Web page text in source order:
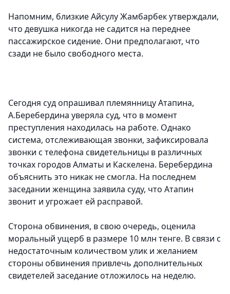
Напомним, близкие Айсулу Жамбарбек утверждали,
что девушка никогда не садится на переднее
пассажирское сидение. Они предполагают, что
сзади не было свободного места.
Сегодня суд опрашивал племянницу Атапина,
А.Беребердина уверяла суд, что в момент
преступления находилась на работе. Однако
система, отслеживающая звонки, зафиксировала
звонки с телефона свидетельницы в различных
точках городов Алматы и Каскелена. Беребердина
объяснить это никак не смогла. На последнем
заседании женщина заявила суду, что Атапин
звонит и угрожает ей расправой.
Сторона обвинения, в свою очередь, оценила
моральный ущерб в размере 10 млн тенге. В связи с
недостаточным количеством улик и желанием
стороны обвинения привлечь дополнительных
свидетелей заседание отложилось на неделю.